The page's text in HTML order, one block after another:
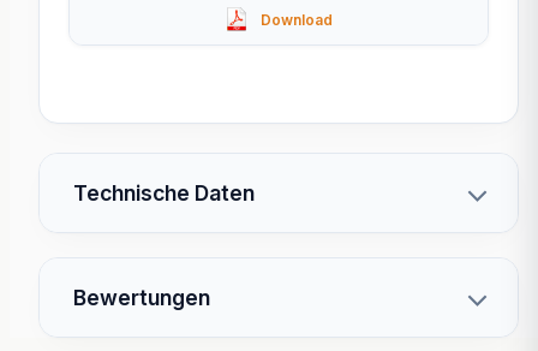
Technische Daten
Bewertungen